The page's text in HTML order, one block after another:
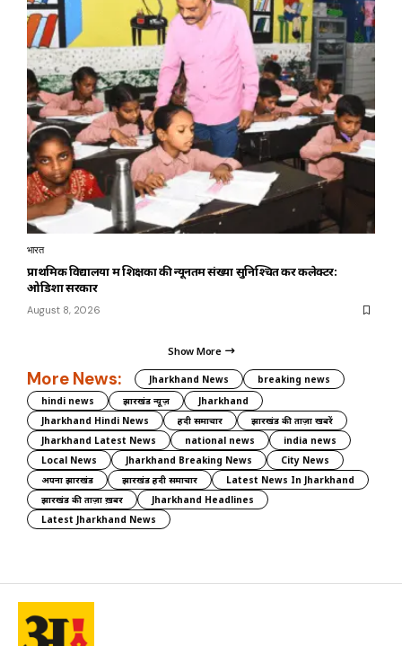
भारत
प्राथमिक विद्यालयों में शिक्षकों की न्यूनतम संख्या सुनिश्चित करें कलेक्टर:
ओडिशा सरकार
August 8, 2026
Show More
More News: Jharkhand News
breaking news
hindi news
झारखंड न्यूज़
Jharkhand
Jharkhand Hindi News
हिंदी समाचार
झारखंड की ताज़ा खबरें
Jharkhand Latest News
national news
india news
Local News
Jharkhand Breaking News
City News
अपना झारखंड
झारखंड हिंदी समाचार
Latest News In Jharkhand
झारखंड की ताज़ा ख़बर
Jharkhand Headlines
Latest Jharkhand News